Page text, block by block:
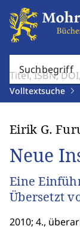
Suchbegriff
Volltextsuche
Eirik G.
Neue
Eine
Übersetzt
2010; 4.,